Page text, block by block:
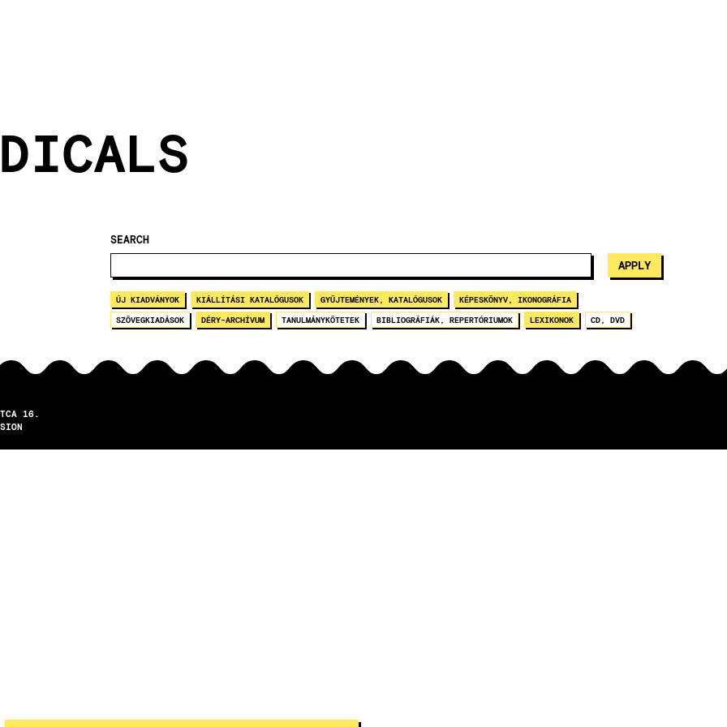
SEARCH
ÚJ KIADVÁNYOK KIÁLLÍTÁSI KATALÓGUSOK GYŰJTEMÉNYEK, KATALÓGUSOK KÉPESKÖNYV, IKONOGRÁFIA
SZÖVEGKIADÁSOK DÉRY-ARCHÍVUM TANULMÁNYKÖTETEK BIBLIOGRÁFIÁK, REPERTÓRIUMOK LEXIKONOK CD, DVD
16.